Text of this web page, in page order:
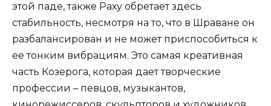
этой паде, также Раху обретает здесь
стабильность, несмотря на то, что в Шраване он
разбалансирован и не может приспособиться к
ее тонким вибрациям. Это самая креативная
часть Козерога, которая дает творческие
профессии – певцов, музыкантов,